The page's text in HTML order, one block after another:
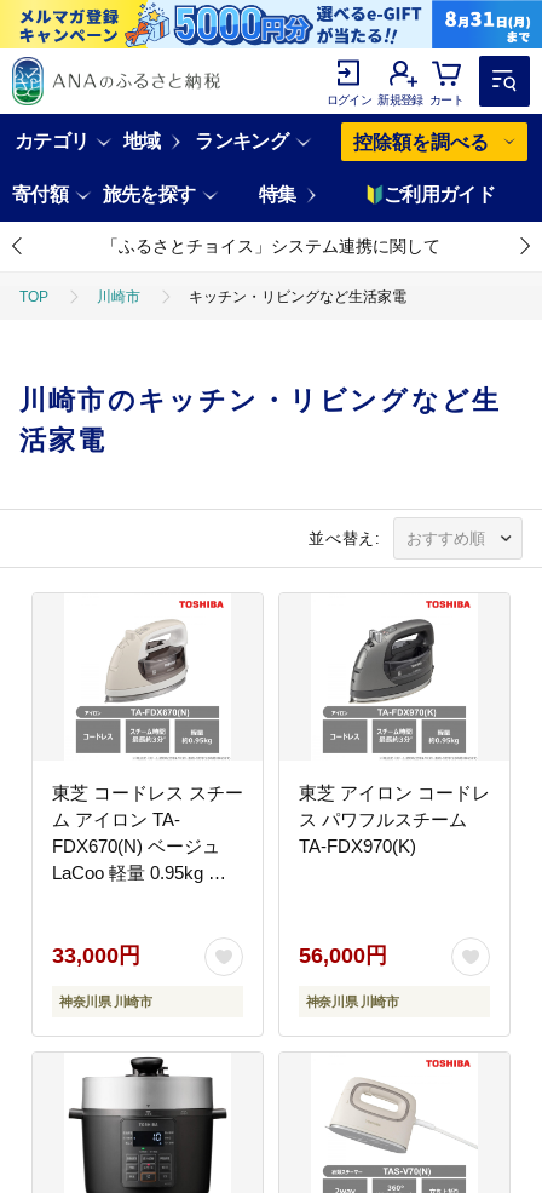
ログイン 新規登録 カート
カテゴリ 地域 ランキング 控除額を調べる
寄付額 旅先を探す 特集 ご利用ガイド
「ふるさとチョイス」システム連携に関して
TOP 川崎市 キッチン・リビングなど生活家電
川崎市のキッチン・リビングなど生
活家電
並べ替え:
東芝 コードレス スチー
ム アイロン TA-
FDX670(N) ベージュ
LaCoo 軽量 0.95kg ス
上がり約80秒 家電 コ
ンパクト スムーズ らく
らく おすすめ 人気
TOSHIBA 神奈川県 川
崎市
33,000円
神奈川県 川崎市
東芝 アイロン コードレ
ス パワフルスチーム
TA-FDX970(K)
56,000円
神奈川県 川崎市